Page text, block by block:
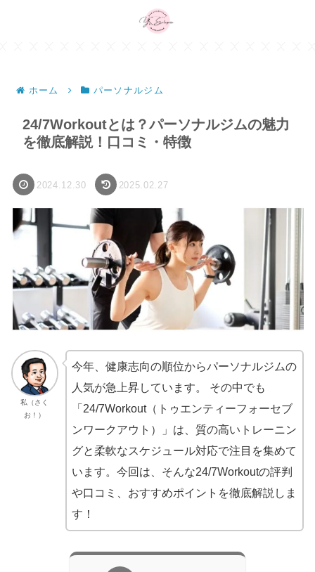
ホーム パーソナルジム
24/7Workoutとは？パーソナルジムの魅力
を徹底解説！口コミ・特徴
2024.12.30 2025.02.27
私（さく
お！）
今年、健康志向の順位からパーソナルジムの
人気が急上昇しています。 その中でも
「24/7Workout（トゥエンティーフォーセブ
ンワークアウト）」は、質の高いトレーニン
グと柔軟なスケジュール対応で注目を集めて
います。今回は、そんな24/7Workoutの評判
や口コミ、おすすめポイントを徹底解説しま
す！